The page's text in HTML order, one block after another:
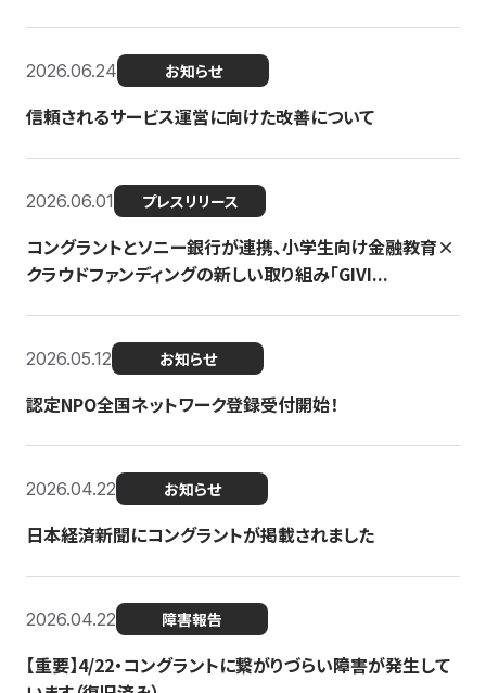
2026.06.24 お知らせ
信頼されるサービス運営に向けた改善について
2026.06.01 プレスリリース
コングラントとソニー銀行が連携、小学生向け金融教育×
クラウドファンディングの新しい取り組み「GIVI...
2026.05.12 お知らせ
認定NPO全国ネットワーク登録受付開始！
2026.04.22 お知らせ
日本経済新聞にコングラントが掲載されました
2026.04.22 障害報告
【重要】4/22・コングラントに繋がりづらい障害が発生して